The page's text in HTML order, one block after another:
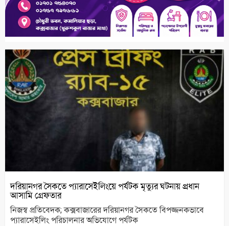
দরিয়ানগর সৈকতে প্যারাসেইলিংয়ে পর্যটক মৃত্যুর ঘটনায় প্রধান
আসামি গ্রেফতার
নিজস্ব প্রতিবেদক; কক্সবাজারের দরিয়ানগর সৈকতে বিপজ্জনকভাবে
প্যারাসেইলিং পরিচালনার অভিযোগে পর্যটক